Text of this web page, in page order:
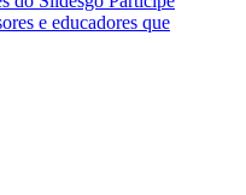
e educadores que